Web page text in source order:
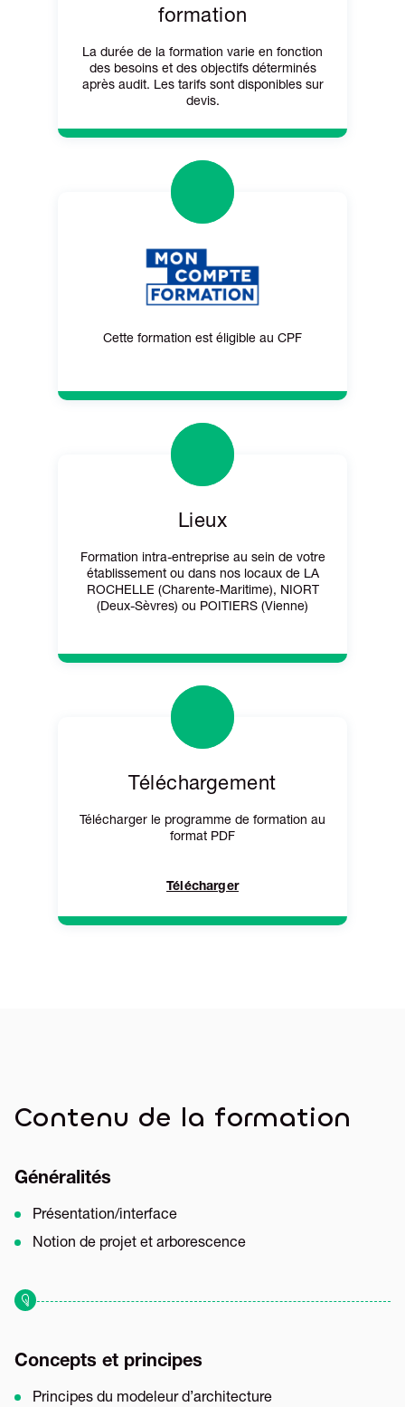
formation
La durée de la formation varie en fonction
des besoins et des objectifs déterminés
après audit. Les tarifs sont disponibles sur
devis.
Cette formation est éligible au CPF
Lieux
Formation intra-entreprise au sein de votre
établissement ou dans nos locaux de LA
ROCHELLE (Charente-Maritime), NIORT
(Deux-Sèvres) ou POITIERS (Vienne)
Téléchargement
Télécharger le programme de formation au
format PDF
Télécharger
Contenu de la formation
Généralités
Présentation/interface
Notion de projet et arborescence
Concepts et principes
Principes du modeleur d’architecture